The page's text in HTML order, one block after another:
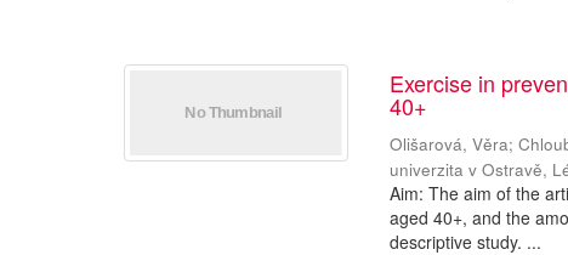
Exercise in
40+
Olišarová, Věra;
univerzita v Ostravě,
Aim: The aim of the
aged 40+, and the
descriptive study. ...